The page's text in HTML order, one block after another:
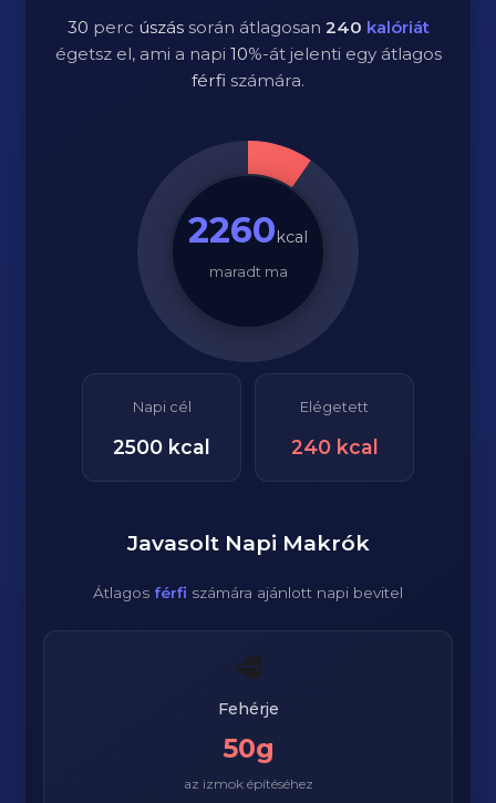
30 perc úszássorán átlagosan 240 kalóriát
égetsz el, ami a napi 10%-át jelenti egy átlagos
férfi számára.
2260kcal
maradt ma
Napi cél
2500 kcal
Elégetett
240kcal
Javasolt Napi Makrók
Átlagos férfi számára ajánlott napi bevitel
🥩
Fehérje
50g
az izmok építéséhez